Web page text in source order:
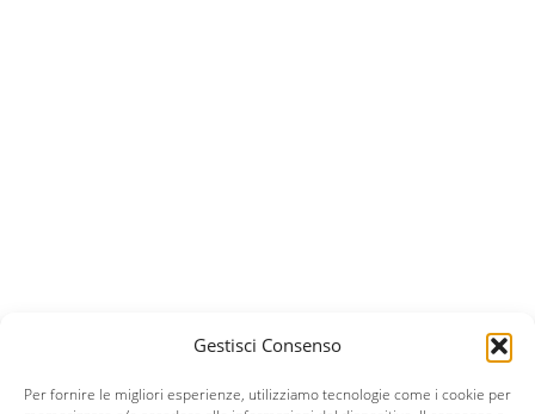
Gestisci Consenso
Per fornire le migliori esperienze, utilizziamo tecnologie come i cookie per